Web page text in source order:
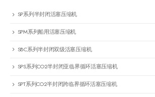
SP系列半封闭活塞压缩机
SPM系列船用活塞压缩机
SBC系列半封闭双级活塞压缩机
SPS系列CO2半封闭亚临界循环活塞压缩机
SPT系列CO2半封闭跨临界循环活塞压缩机